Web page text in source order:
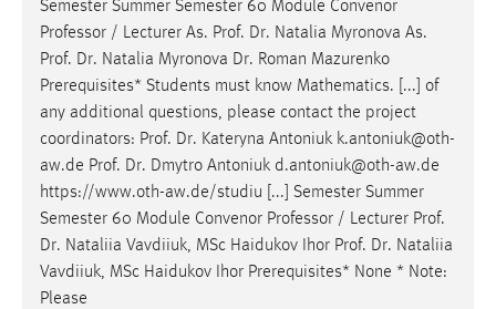
Semester Summer Semester 60 Module Convenor
Professor / Lecturer As. Prof. Dr. Natalia Myronova As.
Prof. Dr. Natalia Myronova Dr. Roman Mazurenko
Prerequisites* Students must know Mathematics. [...] of
any additional questions, please contact the project
coordinators: Prof. Dr. Kateryna Antoniuk k.antoniuk@oth-
aw.de Prof. Dr. Dmytro Antoniuk d.antoniuk@oth-aw.de
https://www.oth-aw.de/studiu [...] Semester Summer
Semester 60 Module Convenor Professor / Lecturer Prof.
Dr. Nataliia Vavdiiuk, MSc Haidukov Ihor Prof. Dr. Nataliia
Vavdiiuk, MSc Haidukov Ihor Prerequisites* None * Note:
Please